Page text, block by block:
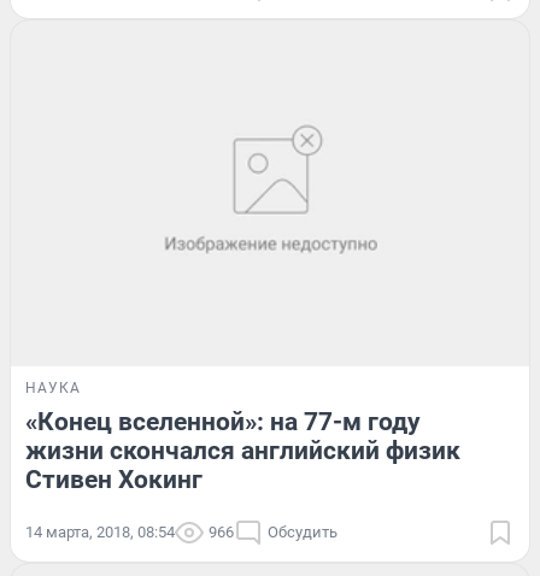
НАУКА
«Конец вселенной»: на 77-м году
жизни скончался английский физик
Стивен Хокинг
14 марта, 2018, 08:54 966 Обсудить